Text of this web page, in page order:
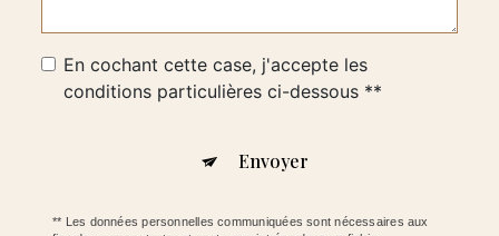
En cochant cette case, j'accepte les
conditions particulières ci-dessous **
Envoyer
** Les données personnelles communiquées sont nécessaires aux